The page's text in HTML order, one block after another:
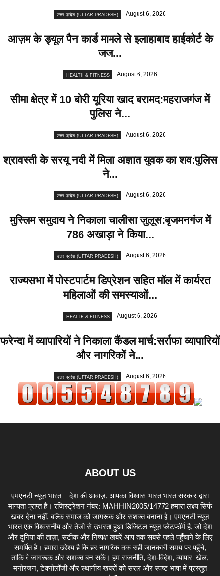
उत्तर प्रदेश (UTTAR PRADESH) August 6, 2026
आज़म के ड्यूल पैन कार्ड मामले से इलाहाबाद हाईकोर्ट के
जज...
HEALTH & FITNESS August 6, 2026
सीमा क्षेत्र में 10 बोरी यूरिया खाद बरामद:महराजगंज में
पुलिस ने...
उत्तर प्रदेश (UTTAR PRADESH) August 6, 2026
श्रावस्ती के सरयू नदी में मिला अज्ञात युवक का शव:पुलिस
ने...
उत्तर प्रदेश (UTTAR PRADESH) August 6, 2026
मुस्लिम समुदाय ने निकाला चालीसा जुलूस:बृजमनगंज में
786 अखाड़ा ने किया...
उत्तर प्रदेश (UTTAR PRADESH) August 6, 2026
राज्यसभा में पोस्टपार्टम डिप्रेशन सहित मॉल में कार्यरत
महिलाओं की समस्याओं...
HEALTH & FITNESS August 6, 2026
फरेन्दा में व्यापारियों ने निकाला कैंडल मार्च:सर्राफा व्यापारियों
और नागरिकों ने...
उत्तर प्रदेश (UTTAR PRADESH) August 6, 2026
ABOUT US
एमएनटी न्यूज़ भारत – देश की आवाज़, आपका विश्वास भारत भारत सरकार द्वारा
मान्यता प्राप्त है। रजिस्ट्रेशन नंबर: MAHHIN2005/14772 हमारा लक्ष्य सिर्फ
खबर देना नहीं, बल्कि समाज को जागरूक और सशक्त बनाना है। एमएनटी न्यूज़
भारत एक विश्वसनीय और तेजी से उभरता हुआ डिजिटल न्यूज़ प्लेटफॉर्म है, जो देश
और दुनिया की ताज़ा, सटीक और निष्पक्ष खबरें आप तक सबसे पहले पहुँचाने के लिए
समर्पित है। हमारा उद्देश्य है कि हर नागरिक तक सही जानकारी समय पर पहुँचे,
ताकि वे जागरूक और सशक्त बन सकें। हम राजनीति, देश-विदेश, व्यापार, खेल,
मनोरंजन, टेक्नोलॉजी और स्थानीय खबरों को सरल और स्पष्ट भाषा में प्रस्तुत